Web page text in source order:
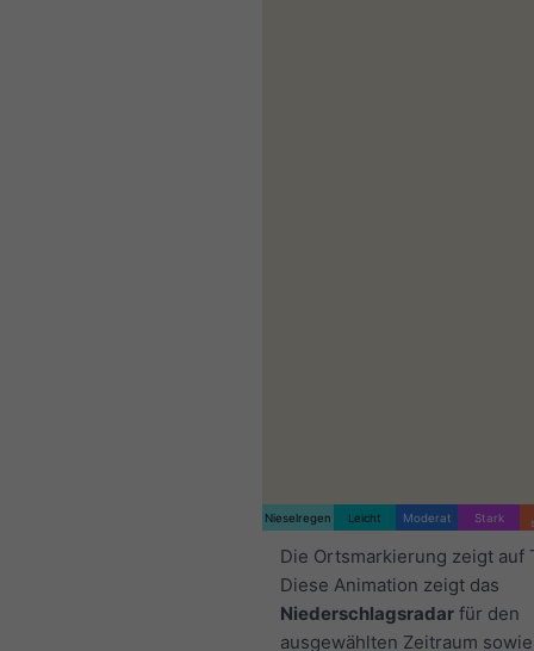
Nieselregen Leicht Moderat Stark
Die Ortsmarkierung zeigt auf
Diese Animation zeigt das
Niederschlagsradar für den
ausgewählten Zeitraum